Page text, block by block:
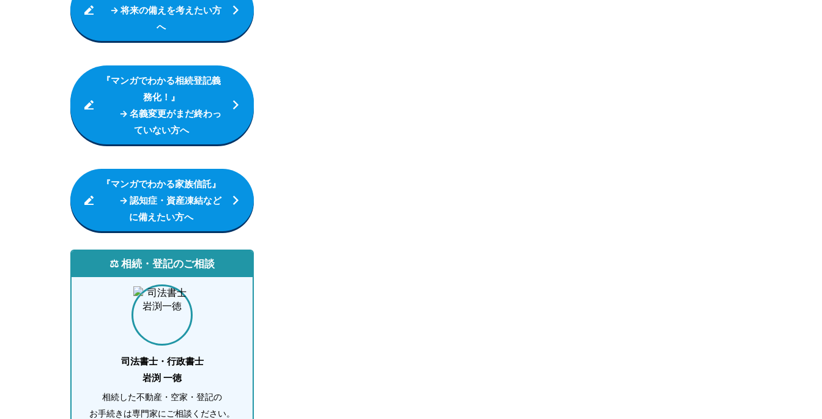
→ 将来の備えを考えたい方
へ
『マンガでわかる相続登記義
務化！』
→ 名義変更がまだ終わっ
ていない方へ
『マンガでわかる家族信託』
→ 認知症・資産凍結など
に備えたい方へ
⚖️ 相続・登記のご相談
司法書士・行政書士
岩渕 一徳
相続した不動産・空家・登記の
お手続きは専門家にご相談ください。